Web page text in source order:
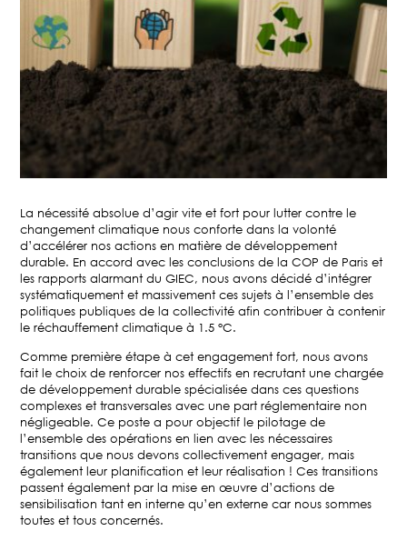
La nécessité absolue d’agir vite et fort pour lutter contre le
changement climatique nous conforte dans la volonté
d’accélérer nos actions en matière de développement
durable. En accord avec les conclusions de la COP de Paris et
les rapports alarmant du GIEC, nous avons décidé d’intégrer
systématiquement et massivement ces sujets à l’ensemble des
politiques publiques de la collectivité afin contribuer à contenir
le réchauffement climatique à 1.5 °C.
Comme première étape à cet engagement fort, nous avons
fait le choix de renforcer nos effectifs en recrutant une chargée
de développement durable spécialisée dans ces questions
complexes et transversales avec une part réglementaire non
négligeable. Ce poste a pour objectif le pilotage de
l’ensemble des opérations en lien avec les nécessaires
transitions que nous devons collectivement engager, mais
également leur planification et leur réalisation ! Ces transitions
passent également par la mise en œuvre d’actions de
sensibilisation tant en interne qu’en externe car nous sommes
toutes et tous concernés.